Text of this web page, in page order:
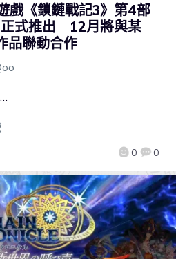
戲《鎖鏈戰記3》第4部
式推出 12月將與某
品聯動合作
0 0